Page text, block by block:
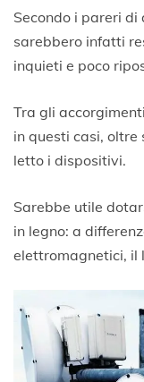
Secondo i pareri
sarebbero infatti
inquieti e poco
Tra gli
in questi casi,
letto i dispositivi.
Sarebbe utile
in legno: a
elettromagnetici, il